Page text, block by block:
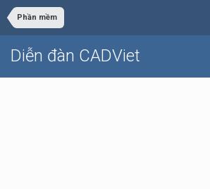
Phần mềm
Diễn đàn CADViet